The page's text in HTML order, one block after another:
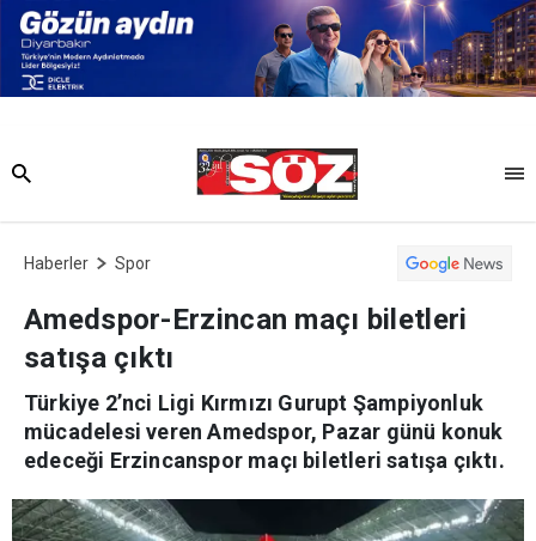
Haberler Spor
Amedspor-Erzincan maçı biletleri
satışa çıktı
Türkiye 2’nci Ligi Kırmızı Gurupt Şampiyonluk
mücadelesi veren Amedspor, Pazar günü konuk
edeceği Erzincanspor maçı biletleri satışa çıktı.